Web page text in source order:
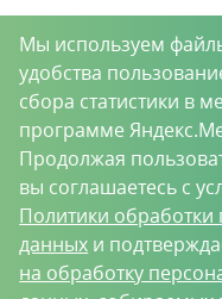
Мы используем
удобства
сбора статистики в
программе
Продолжая
вы соглашаетесь с
Политики
данных и
на обработку